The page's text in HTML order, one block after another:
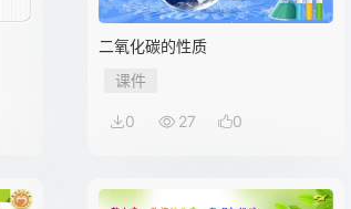
二氧化碳的性质
课件
0 27 0